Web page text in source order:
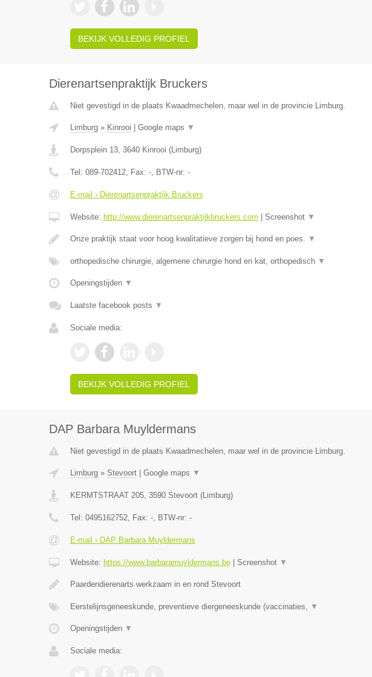
BEKIJK VOLLEDIG PROFIEL
Dierenartsenpraktijk Bruckers
Niet gevestigd in de plaats Kwaadmechelen, maar wel in de provincie Limburg.
Limburg» Kinrooi Google maps ▼
Dorpsplein 13, 3640 Kinrooi (Limburg)
Tel: 089-702412, Fax: -, BTW-nr: -
E-mail › Dierenartsenpraktijk Bruckers
Website: http://www.dierenartsenpraktijkbruckers.com Screenshot ▼
Onze praktijk staat voor hoog kwalitatieve zorgen bij hond en poes. ▼
orthopedische chirurgie, algemene chirurgie hond en kat, orthopedisch ▼
Openingstijden ▼
Laatste facebook posts ▼
Sociale media:
BEKIJK VOLLEDIG PROFIEL
DAP Barbara Muyldermans
Niet gevestigd in de plaats Kwaadmechelen, maar wel in de provincie Limburg.
Limburg» Stevoort| Google maps ▼
KERMTSTRAAT 205, 3590 Stevoort(Limburg)
Tel: 0495162752, Fax: -, BTW-nr: -
E-mail › DAP Barbara Muyldermans
Website: https://www.barbaramuyldermans.be| Screenshot ▼
Paardendierenarts werkzaam in en rond Stevoort
Eerstelijnsgeneeskunde, preventieve diergeneeskunde (vaccinaties, ▼
Openingstijden ▼
Sociale media: